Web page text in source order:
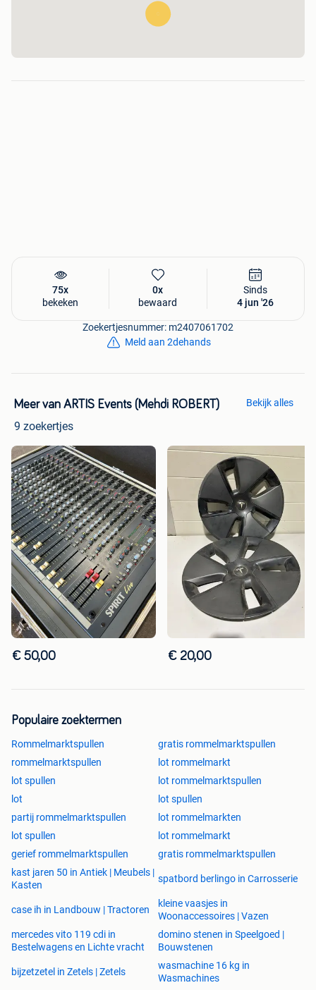
75x
bekeken
0x
bewaard
Sinds
4 jun '26
Zoekertjesnummer: m2407061702
Meld aan 2dehands
Meer van ARTIS Events (Mehdi ROBERT)
9 zoekertjes
Bekijk alles
€ 50,00 € 20,00
Populaire zoektermen
Rommelmarktspullen
gratis rommelmarktspullen
rommelmarktspullen
lot rommelmarkt
lot spullen
lot rommelmarktspullen
lot
lot spullen
partij rommelmarktspullen
lot rommelmarkten
lot spullen
lot rommelmarkt
gerief rommelmarktspullen
gratis rommelmarktspullen
kast jaren 50 in Antiek | Meubels |
Kasten
spatbord berlingo in Carrosserie
case ih in Landbouw | Tractoren
kleine vaasjes in
Woonaccessoires | Vazen
mercedes vito 119 cdi in
Bestelwagens en Lichte vracht
domino stenen in Speelgoed |
Bouwstenen
bijzetzetel in Zetels | Zetels
wasmachine 16 kg in
Wasmachines